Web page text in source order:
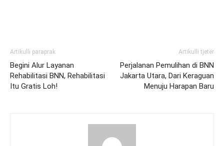
Artikulli paraprak
Begini Alur Layanan
Rehabilitasi BNN, Rehabilitasi
Itu Gratis Loh!
Artikulli tjetër
Perjalanan Pemulihan di BNN
Jakarta Utara, Dari Keraguan
Menuju Harapan Baru